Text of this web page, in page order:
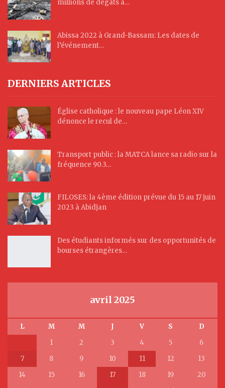
millions de dégâts à…
Abissa 2022 à Grand-Bassam: Les dates de
l’événement…
DERNIERS ARTICLES
Église catholique : le nouveau pape Léon XIV
dénonce le recul de…
Transport public : la MATCA lance sa radio sur la
fréquence 90.3…
FILOSES: la 4ème édition prévue du 15 au 17 juin
2023 à Abidjan
Des étudiants informés sur des opportunités de
bourses étrangères…
avril 2025
L M M J V S
D
1
2 3 4 5
6
7
8 9 10 11 12
13
14
15 16 17 18 19
20